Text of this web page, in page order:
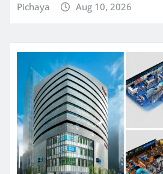
Pichaya Aug 10, 2026